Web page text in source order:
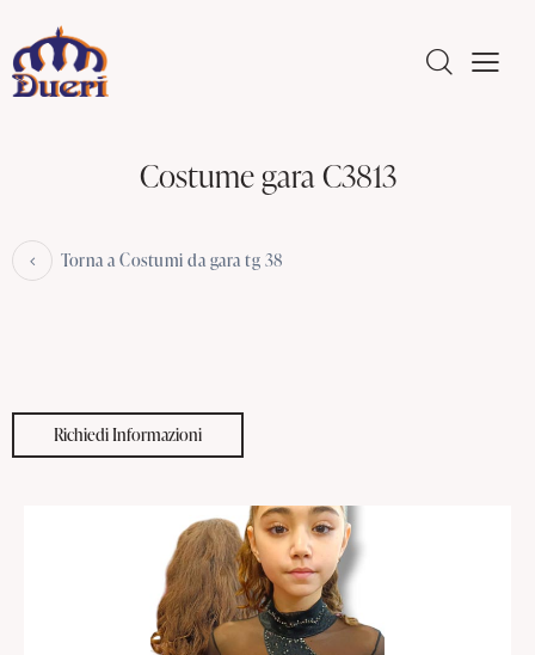
Costume gara C3813
Torna a Costumi da gara tg 38
Richiedi Informazioni